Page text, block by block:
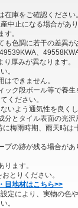
在庫をご確認ください
中止になる場合があ
す。
も色調に若干の差異が
、
厚みが異なります。
。
はできません。
ック段ボール等で養生
ください。
いよう通気性を良く
分とタイル表面の光
梅雨時期、雨天時は
プの跡が残る場合があ
ります。
とりください。
目地材はこちら>>
定により、実物の色
。